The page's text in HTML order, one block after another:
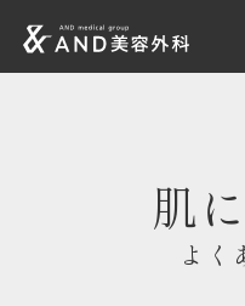
肌
よく